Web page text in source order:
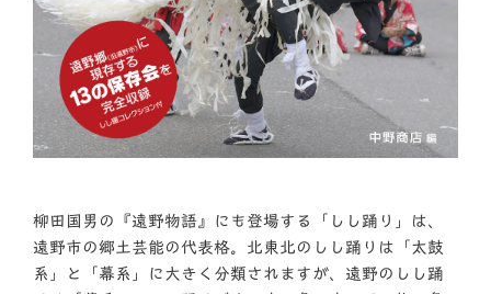
柳田国男の『遠野物語』にも登場する「しし踊り」は、
遠野市の郷土芸能の代表格。北東北のしし踊りは「太鼓
系」と「幕系」に大きく分類されますが、遠野のしし踊